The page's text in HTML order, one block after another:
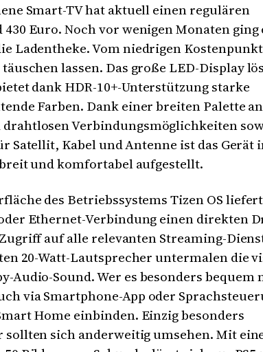
Smart-TV hat aktuell einen regulären
Euro. Noch vor wenigen Monaten
Ladentheke. Vom niedrigen
lassen. Das große LED-Display
dank HDR-10+-Unterstützung starke
Farben. Dank einer breiten Palette an
Verbindungsmöglichkeiten
Satellit, Kabel und Antenne ist das Gerät
und komfortabel aufgestellt.
des Betriebssystems Tizen OS liefert
Ethernet-Verbindung einen direkten
auf alle relevanten Streaming-
20-Watt-Lautsprecher untermalen die
Audio-Sound. Wer es besonders bequem
via Smartphone-App oder
Home einbinden. Einzig besonders
sollten sich anderweitig umsehen. Mit